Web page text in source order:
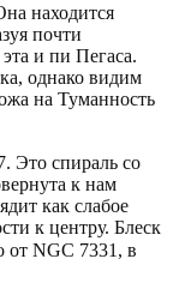
находится
почти
и пи Пегаса.
однако видим
на Туманность
Это спираль со
к нам
как слабое
к центру. Блеск
от NGC 7331, в